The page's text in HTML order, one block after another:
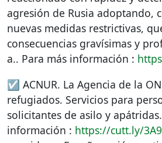
agresión de Rusia adoptando,
nuevas medidas restrictivas,
consecuencias gravísimas y
a.. Para más información :
☑️ ACNUR. La Agencia de la
refugiados. Servicios para
solicitantes de asilo y
información : https://cutt.ly/